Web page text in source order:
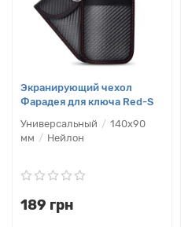
Экранирующий чехол
Фарадея для ключа Red-S
Универсальный
140х90
мм
Нейлон
189 грн